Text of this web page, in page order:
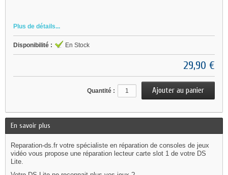
Plus de détails...
Disponibilité : En Stock
29,90 €
Quantité :
En savoir plus
Reparation-ds.fr votre spécialiste en réparation de consoles de jeux
vidéo vous propose une réparation lecteur carte slot 1 de votre DS
Lite .